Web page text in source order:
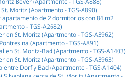
Bever (Apartmento - TGS-A888)
Moritz (Apartmento - TGS-A890)
apartamento de 2 dormitorios con 84 m2
- TGS-A2682)
en St. Moritz (Apartmento - TGS-A3962)
(Apartmento - TGS-A891)
en St. Moritz-Bad (Apartmento - TGS-A1403)
en St. Moritz (Apartmento - TGS-A3963)
entre Dorf y Bad (Apartmento - TGS-A1404)